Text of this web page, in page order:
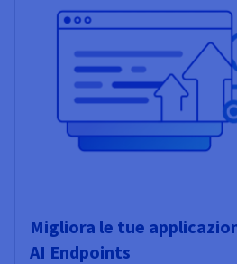
Migliora le tue
AI Endpoints